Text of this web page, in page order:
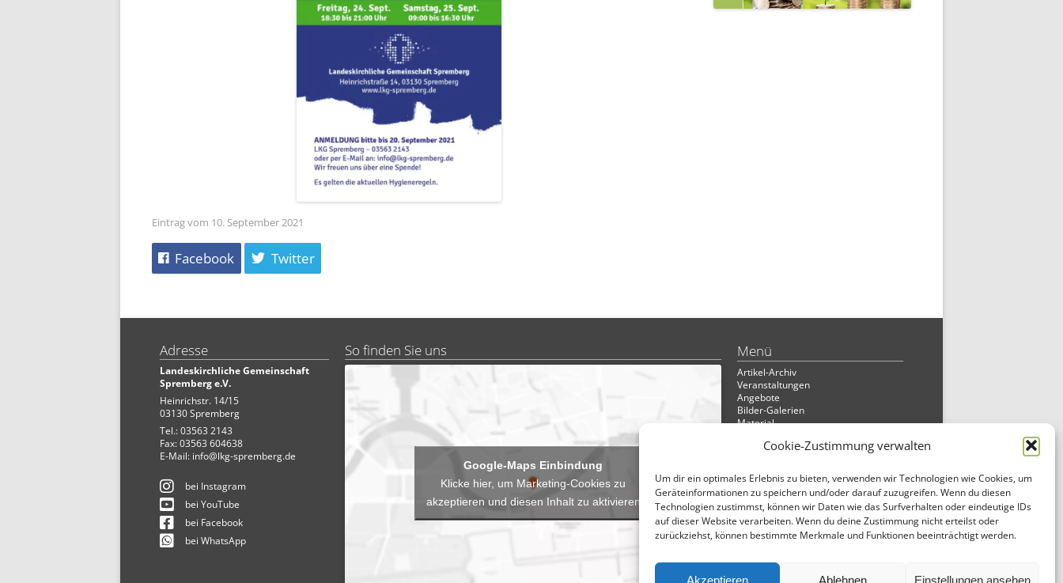
Cookie-Zustimmung verwalten
Um dir ein optimales Erlebnis zu bieten, verwenden wir Technologien wie Cookies, um
Geräteinformationen zu speichern und/oder darauf zuzugreifen. Wenn du diesen
Technologien zustimmst, können wir Daten wie das Surfverhalten oder eindeutige IDs
auf dieser Website verarbeiten. Wenn du deine Zustimmung nicht erteilst oder
zurückziehst, können bestimmte Merkmale und Funktionen beeinträchtigt werden.
Akzeptieren Ablehnen Einstellungen ansehen
Eintrag vom 10. September 2021
Facebook Twitter
Adresse
Landeskirchliche Gemeinschaft
Spremberg e.V.
Heinrichstr. 14/15
03130 Spremberg
Tel.: 03563 2143
Fax: 03563 604638
E-Mail: info@lkg-spremberg.de
bei Instagram
bei YouTube
bei Facebook
bei WhatsApp
So finden Sie uns
Klicke hier, um Marketing-Cookies zu
akzeptieren und diesen Inhalt zu aktivieren
Menü
Artikel-Archiv
Veranstaltungen
Angebote
Bilder-Galerien
Material
Kontakt
Datenschutz
Impressum